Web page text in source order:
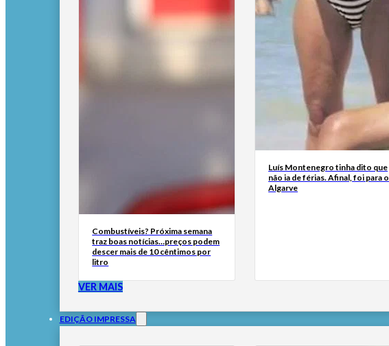
Combustíveis? Próxima semana
traz boas notícias…preços podem
descer mais de 10 cêntimos por
litro
Luís Montenegro tinha dito que
não ia de férias. Afinal, foi para o
Algarve
VER MAIS
EDIÇÃO IMPRESSA